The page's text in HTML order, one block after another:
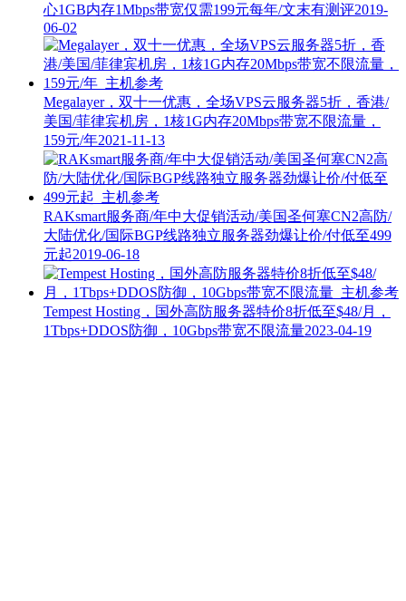
心1GB内存1Mbps带宽仅需199元每年/文末有测评2019-
06-02
Megalayer，双十一优惠，全场VPS云服务器5折，香港/
美国/菲律宾机房，1核1G内存20Mbps带宽不限流量，
159元/年2021-11-13
RAKsmart服务商/年中大促销活动/美国圣何塞CN2高防/
大陆优化/国际BGP线路独立服务器劲爆让价/付低至499
元起2019-06-18
Tempest Hosting，国外高防服务器特价8折低至$48/月，
1Tbps+DDOS防御，10Gbps带宽不限流量2023-04-19